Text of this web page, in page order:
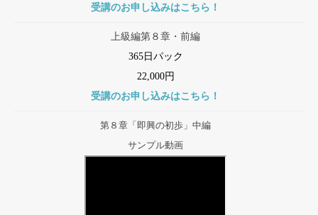
受講のお申し込みはこちら！
上級編第８章・前編
365日パック
22,000円
受講のお申し込みはこちら！
第８章「即興の初歩」中編
サンプル動画